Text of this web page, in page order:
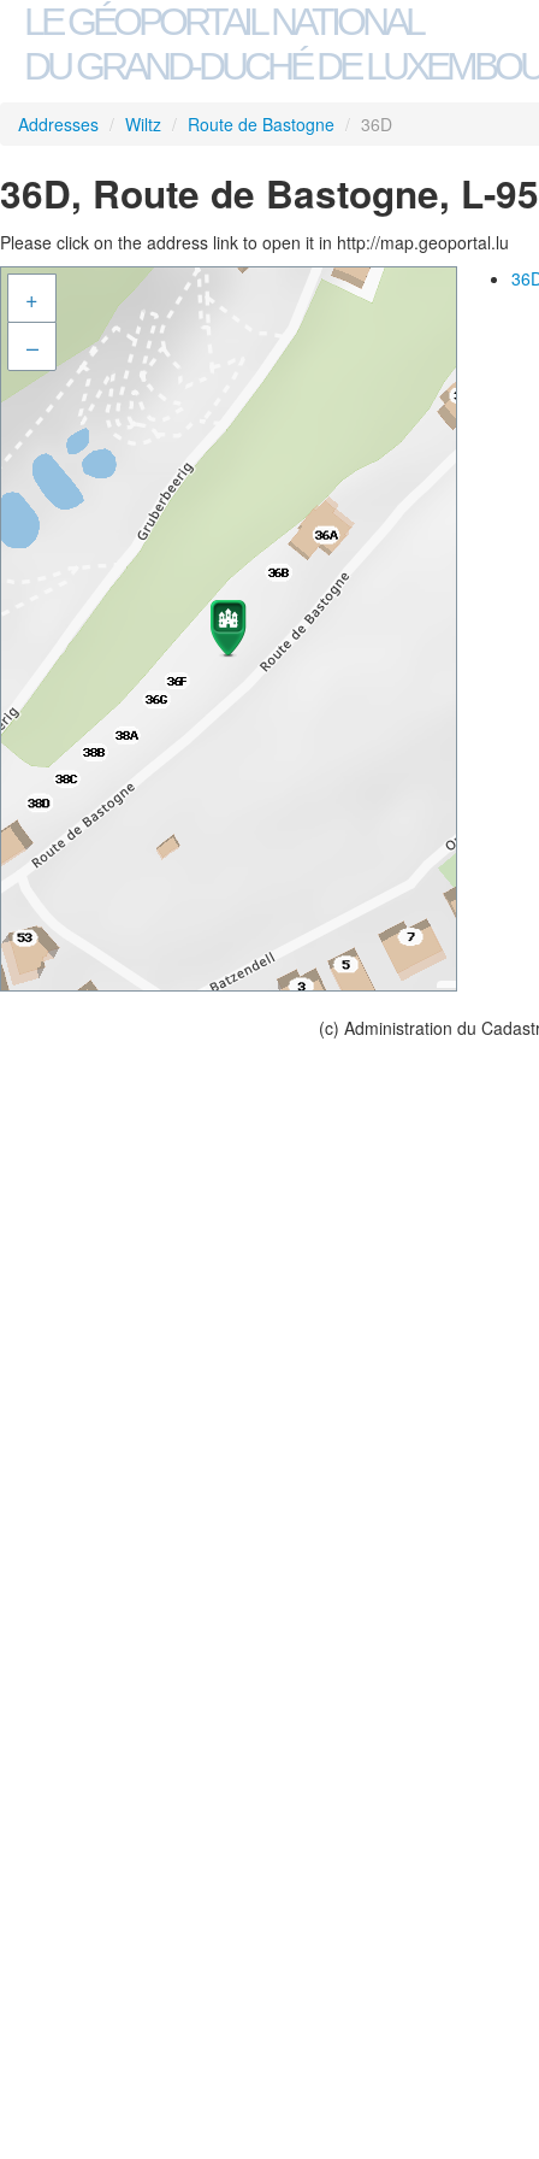
LE GÉOPORTAIL NATIONAL
DU GRAND-DUCHÉ DE
Addresses / Wiltz / Route de Bastogne / 36D
36D, Route de Bastogne, L-
Please click on the address link to open it in http://map.geoportal.lu
+
–
(c) Administration du